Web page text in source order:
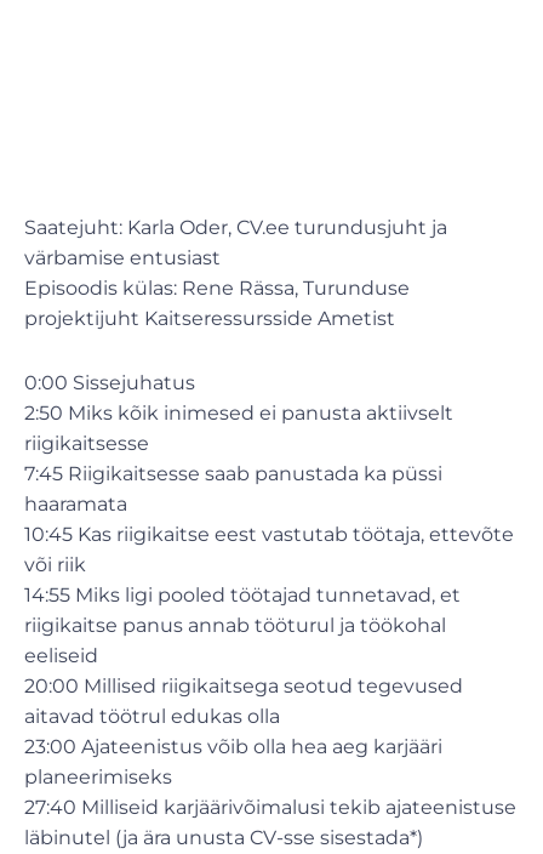
Saatejuht: Karla Oder, CV.ee turundusjuht ja
värbamise entusiast
Episoodis külas: Rene Rässa, Turunduse
projektijuht Kaitseressursside Ametist
0:00 Sissejuhatus
2:50 Miks kõik inimesed ei panusta aktiivselt
riigikaitsesse
7:45 Riigikaitsesse saab panustada ka püssi
haaramata
10:45 Kas riigikaitse eest vastutab töötaja, ettevõte
või riik
14:55 Miks ligi pooled töötajad tunnetavad, et
riigikaitse panus annab tööturul ja töökohal
eeliseid
20:00 Millised riigikaitsega seotud tegevused
aitavad töötrul edukas olla
23:00 Ajateenistus võib olla hea aeg karjääri
planeerimiseks
27:40 Milliseid karjäärivõimalusi tekib ajateenistuse
läbinutel (ja ära unusta CV-sse sisestada*)